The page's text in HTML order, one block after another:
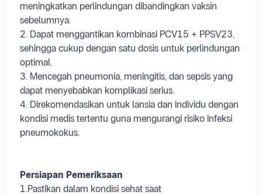
meningkatkan perlindungan dibandingkan vaksin
sebelumnya.
2. Dapat menggantikan kombinasi PCV15 + PPSV23,
sehingga cukup dengan satu dosis untuk perlindungan
optimal.
3. Mencegah pneumonia, meningitis, dan sepsis yang
dapat menyebabkan komplikasi serius.
4. Direkomendasikan untuk lansia dan individu dengan
kondisi medis tertentu guna mengurangi risiko infeksi
pneumokokus.
Persiapan Pemeriksaan
1.Pastikan dalam kondisi sehat saat